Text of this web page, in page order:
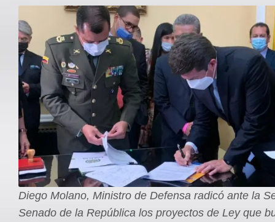
Internacional
Contactenos
facebook
Twitter
Instagram
Registro ISSN: 2711-3299
Diego Molano, Ministro de Defensa radicó ante la
Senado de la República los proyectos de Ley que